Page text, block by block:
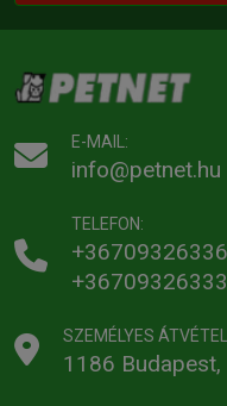
E-MAIL:
info@petnet.hu
TELEFON:
+36709326336
+36709326333
SZEMÉLYES
1186